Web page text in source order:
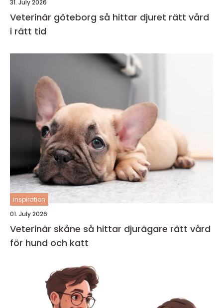
31. July 2026
Veterinär göteborg så hittar djuret rätt vård
i rätt tid
inspiration
01. July 2026
Veterinär skåne så hittar djurägare rätt vård
för hund och katt